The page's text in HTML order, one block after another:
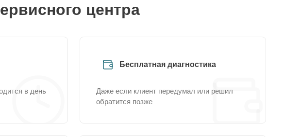
центра
в день
Бесплатная диагностика
Даже если клиент передумал или решил
обратится позже